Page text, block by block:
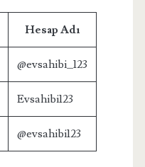
Hesap Adı
@evsahibi_123
Evsahibi123
@evsahibi123